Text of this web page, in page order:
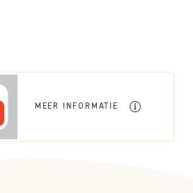
MEER INFORMATIE